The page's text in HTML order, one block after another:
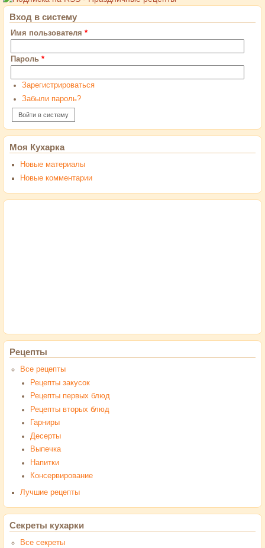
Вход в систему
Имя пользователя *
Пароль *
Зарегистрироваться
Забыли пароль?
Моя Кухарка
Новые материалы
Новые комментарии
Рецепты
Все рецепты
Рецепты закусок
Рецепты первых блюд
Рецепты вторых блюд
Гарниры
Десерты
Выпечка
Напитки
Консервирование
Лучшие рецепты
Секреты кухарки
Все секреты